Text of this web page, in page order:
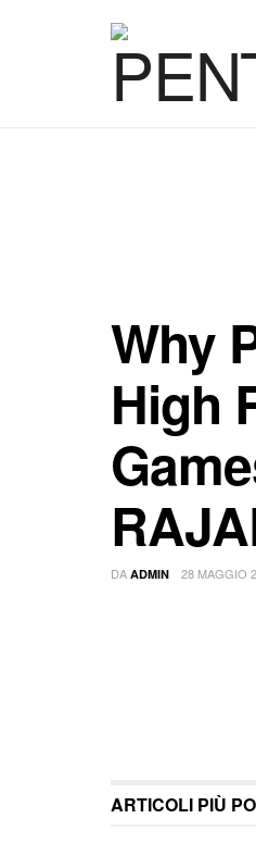
Why
High
DA ADMIN 28 MAGGIO
ARTICOLI PIÙ